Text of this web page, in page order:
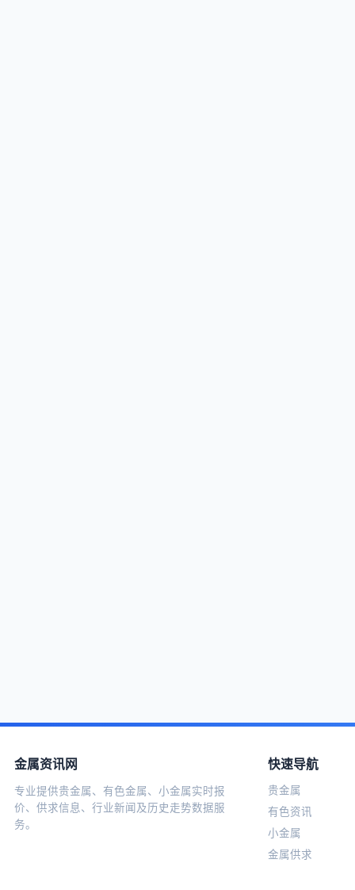
金属资讯网
专业提供贵金属、有色金属、小金属实时报
价、供求信息、行业新闻及历史走势数据服
务。
快速导航
贵金属
有色资讯
小金属
金属供求